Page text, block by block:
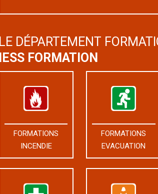
LE DÉPARTEMENT
IESS FORMATION
FORMATIONS
INCENDIE
FORMATIONS
EVACUATION